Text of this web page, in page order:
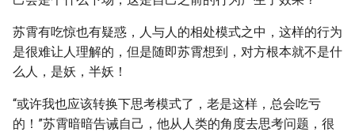
苏霄有吃惊也有疑惑，人与人的相处模式之中，这样的行为
是很难让人理解的，但是随即苏霄想到，对方根本就不是什
么人，是妖，半妖！
“或许我也应该转换下思考模式了，老是这样，总会吃亏
的！”苏霄暗暗告诫自己，他从人类的角度去思考问题，很